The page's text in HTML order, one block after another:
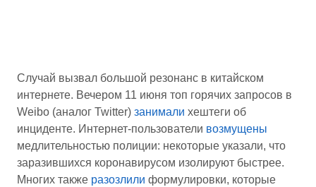
Случай вызвал большой резонанс в китайском
интернете. Вечером 11 июня топ горячих запросов в
Weibo (аналог Twitter) занимали хештеги об
инциденте. Интернет-пользователи возмущены
медлительностью полиции: некоторые указали, что
заразившихся коронавирусом изолируют быстрее.
Многих также разозлили формулировки, которые